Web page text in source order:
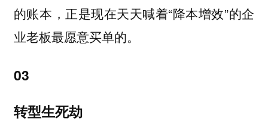
的账本，正是现在天天喊着“降本增效”的企
业老板最愿意买单的。
03
转型生死劫